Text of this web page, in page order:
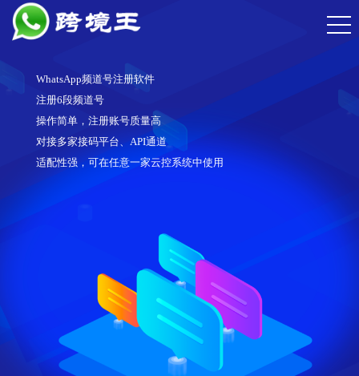
WhatsApp频道号注册软件
注册6段频道号
操作简单，注册账号质量高
对接多家接码平台、API通道
适配性强，可在任意一家云控系统中使用